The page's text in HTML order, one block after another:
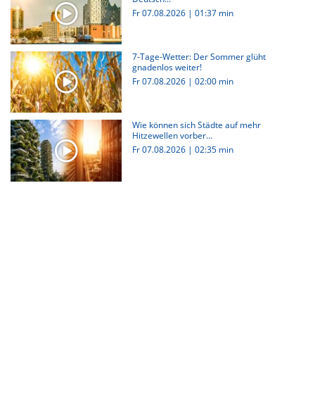
Fr 07.08.2026 | 01:37 min
7-Tage-Wetter: Der Sommer glüht
gnadenlos weiter!
Fr 07.08.2026 | 02:00 min
Wie können sich Städte auf mehr
Hitzewellen vorber...
Fr 07.08.2026 | 02:35 min